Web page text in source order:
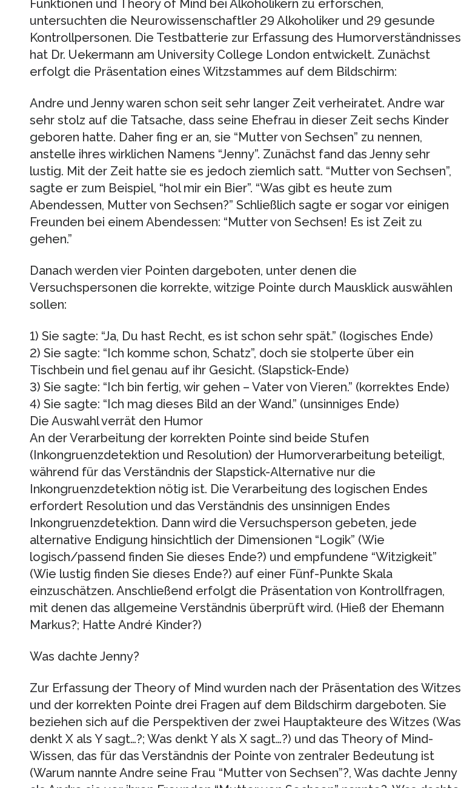
Funktionen und Theory of Mind bei Alkoholikern zu erforschen,
untersuchten die Neurowissenschaftler 29 Alkoholiker und 29 gesunde
Kontrollpersonen. Die Testbatterie zur Erfassung des Humorverständnisses
hat Dr. Uekermann am University College London entwickelt. Zunächst
erfolgt die Präsentation eines Witzstammes auf dem Bildschirm:
Andre und Jenny waren schon seit sehr langer Zeit verheiratet. Andre war
sehr stolz auf die Tatsache, dass seine Ehefrau in dieser Zeit sechs Kinder
geboren hatte. Daher fing er an, sie “Mutter von Sechsen” zu nennen,
anstelle ihres wirklichen Namens “Jenny”. Zunächst fand das Jenny sehr
lustig. Mit der Zeit hatte sie es jedoch ziemlich satt. “Mutter von Sechsen”,
sagte er zum Beispiel, “hol mir ein Bier”. “Was gibt es heute zum
Abendessen, Mutter von Sechsen?” Schließlich sagte er sogar vor einigen
Freunden bei einem Abendessen: “Mutter von Sechsen! Es ist Zeit zu
gehen.”
Danach werden vier Pointen dargeboten, unter denen die
Versuchspersonen die korrekte, witzige Pointe durch Mausklick auswählen
sollen:
1) Sie sagte: “Ja, Du hast Recht, es ist schon sehr spät.” (logisches Ende)
2) Sie sagte: “Ich komme schon, Schatz”, doch sie stolperte über ein
Tischbein und fiel genau auf ihr Gesicht. (Slapstick-Ende)
3) Sie sagte: “Ich bin fertig, wir gehen – Vater von Vieren.” (korrektes Ende)
4) Sie sagte: “Ich mag dieses Bild an der Wand.” (unsinniges Ende)
Die Auswahl verrät den Humor
An der Verarbeitung der korrekten Pointe sind beide Stufen
(Inkongruenzdetektion und Resolution) der Humorverarbeitung beteiligt,
während für das Verständnis der Slapstick-Alternative nur die
Inkongruenzdetektion nötig ist. Die Verarbeitung des logischen Endes
erfordert Resolution und das Verständnis des unsinnigen Endes
Inkongruenzdetektion. Dann wird die Versuchsperson gebeten, jede
alternative Endigung hinsichtlich der Dimensionen “Logik” (Wie
logisch/passend finden Sie dieses Ende?) und empfundene “Witzigkeit”
(Wie lustig finden Sie dieses Ende?) auf einer Fünf-Punkte Skala
einzuschätzen. Anschließend erfolgt die Präsentation von Kontrollfragen,
mit denen das allgemeine Verständnis überprüft wird. (Hieß der Ehemann
Markus?; Hatte André Kinder?)
Was dachte Jenny?
Zur Erfassung der Theory of Mind wurden nach der Präsentation des Witzes
und der korrekten Pointe drei Fragen auf dem Bildschirm dargeboten. Sie
beziehen sich auf die Perspektiven der zwei Hauptakteure des Witzes (Was
denkt X als Y sagt…?; Was denkt Y als X sagt…?) und das Theory of Mind-
Wissen, das für das Verständnis der Pointe von zentraler Bedeutung ist
(Warum nannte Andre seine Frau “Mutter von Sechsen”?, Was dachte Jenny